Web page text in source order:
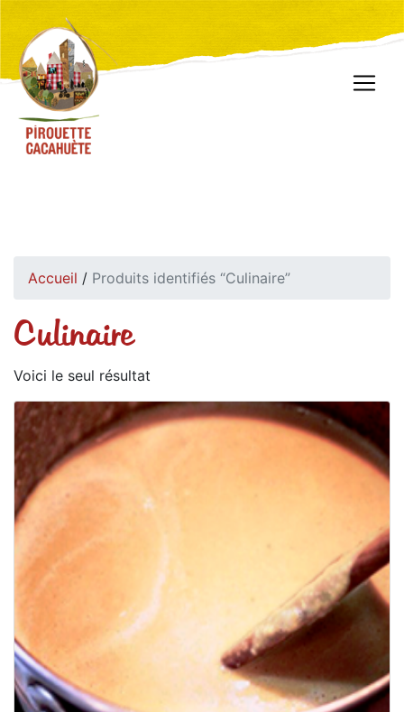
Accueil / Produits identifiés “Culinaire”
Culinaire
Voici le seul résultat